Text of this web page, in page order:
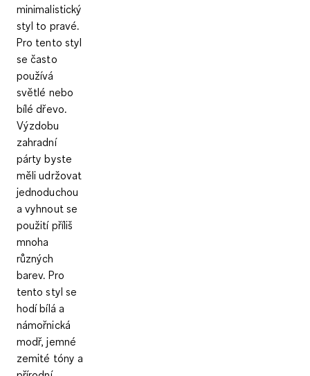
minimalistický
styl to pravé.
Pro tento styl
se často
používá
světlé nebo
bílé dřevo.
Výzdobu
zahradní
párty byste
měli udržovat
jednoduchou
a vyhnout se
použití příliš
mnoha
různých
barev. Pro
tento styl se
hodíbílá a
námořnická
modř, jemné
zemité tóny a